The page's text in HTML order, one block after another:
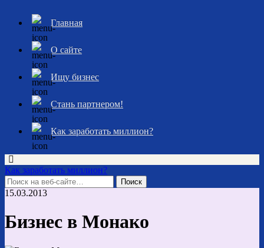
Главная
О сайте
Ищу бизнес
Стань партнером!
Как заработать миллион?
Как заработать миллион?
15.03.2013
Бизнес в Монако